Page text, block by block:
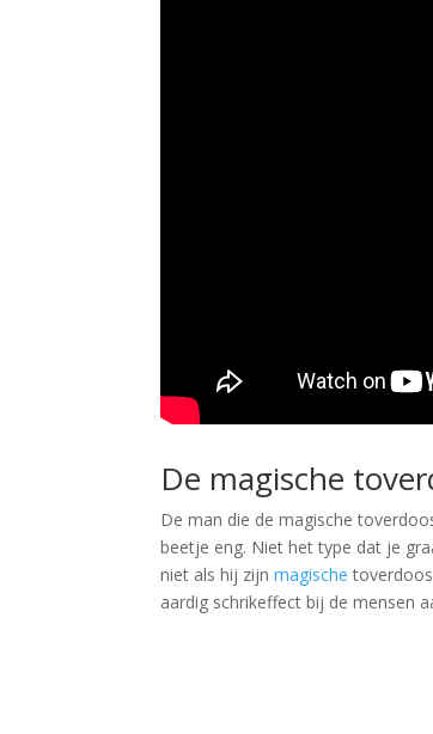
De magische
De man die de magische
beetje eng. Niet het type dat je
niet als hij zijnmagische
aardig schrikeffect bij de mensen